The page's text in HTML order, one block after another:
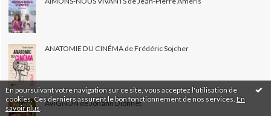
En poursuivant votre navigation sur ce site, vous acceptez l'utilisation de
cookies. Ces derniers assurent le bon fonctionnement de nos services. En
savoir plus
ANATOMIE DU CINÉMA de Frédéric Sojcher
AVIGNON de Johann Dionnet